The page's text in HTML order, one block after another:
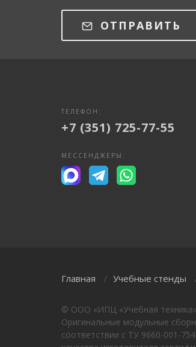
ОТПРАВИТЬ
ТЕЛЕФОН:
+7 (351) 725-77-55
МЕССЕНДЖЕРЫ:
Главная / Учебные стенды
© ООО «ИПЦ «Учебная
Оригинальные модульные
соответствии с ТУ 9660-001-